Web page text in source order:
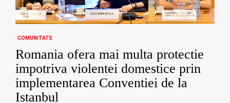
COMUNITATE
Romania ofera mai multa protectie
impotriva violentei domestice prin
implementarea Conventiei de la
Istanbul